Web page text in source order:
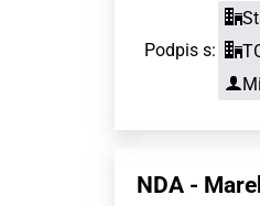
Podpis s:
NDA -